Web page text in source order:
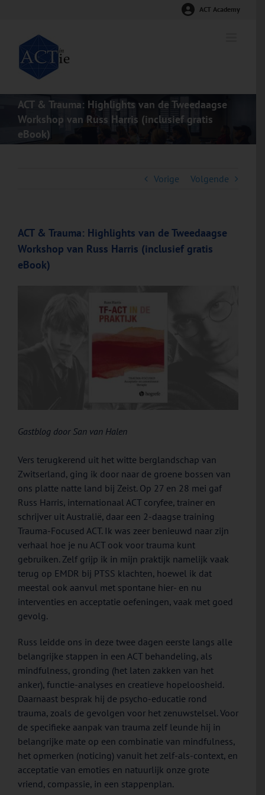
ACT Academy
ACT & Trauma: Highlights van de Tweedaagse
Workshop van Russ Harris (inclusief gratis
eBook)
Vorige Volgende
ACT & Trauma: Highlights van de Tweedaagse
Workshop van Russ Harris (inclusief gratis
eBook)
Gastblog door San van Halen
Vers terugkerend uit het witte berglandschap van
Zwitserland, ging ik door naar de groene bossen van
ons platte natte land bij Zeist. Op 27 en 28 mei gaf
Russ Harris, internationaal ACT coryfee, trainer en
schrijver uit Australië, daar een 2-daagse training
Trauma-Focused ACT. Ik was zeer benieuwd naar zijn
verhaal hoe je nu ACT ook voor trauma kunt
gebruiken. Zelf grijp ik in mijn praktijk namelijk vaak
terug op EMDR bij PTSS klachten, hoewel ik dat
meestal ook aanvul met spontane hier- en nu
interventies en acceptatie oefeningen, vaak met goed
gevolg.
Russ leidde ons in deze twee dagen eerste langs alle
belangrijke stappen in een ACT behandeling, als
mindfulness, gronding (het laten zakken van het
anker), functie-analyses en creatieve hopeloosheid.
Daarnaast besprak hij de psycho-educatie rond
trauma, zoals de gevolgen voor het zenuwstelsel. Voor
de specifieke aanpak van trauma zelf leunde hij in
belangrijke mate op een combinatie van mindfulness,
het opmerken (noticing) vanuit het zelf-als-context, en
acceptatie van emoties en natuurlijk onze grote
vriend, compassie, in een stappenplan.